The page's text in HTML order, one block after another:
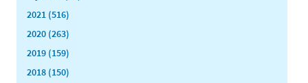
2021 (516)
2020 (263)
2019 (159)
2018 (150)